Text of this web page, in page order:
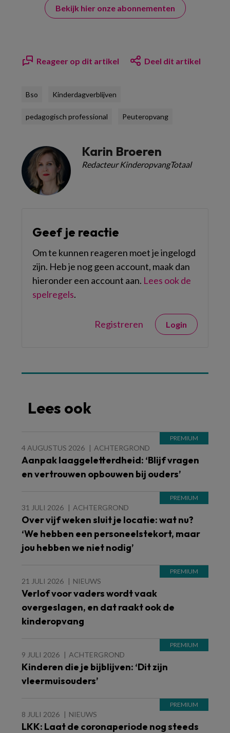
Bekijk hier onze abonnementen
Reageer op dit artikel Deel dit artikel
Bso Kinderdagverblijven
pedagogisch professional Peuteropvang
Karin Broeren
Redacteur KinderopvangTotaal
Geef je reactie
Om te kunnen reageren moet je ingelogd
zijn. Heb je nog geen account, maak dan
hieronder een account aan. Lees ook de
spelregels.
Registreren Login
Lees ook
4 AUGUSTUS 2026 ACHTERGROND
Aanpak laaggeletterdheid: ‘Blijf vragen
en vertrouwen opbouwen bij ouders’
31 JULI 2026 ACHTERGROND
Over vijf weken sluit je locatie: wat nu?
‘We hebben een personeelstekort, maar
jou hebben we niet nodig’
21 JULI 2026 NIEUWS
Verlof voor vaders wordt vaak
overgeslagen, en dat raakt ook de
kinderopvang
9 JULI 2026 ACHTERGROND
Kinderen die je bijblijven: ‘Dit zijn
vleermuisouders’
8 JULI 2026 NIEUWS
LKK: Laat de coronaperiode nog steeds